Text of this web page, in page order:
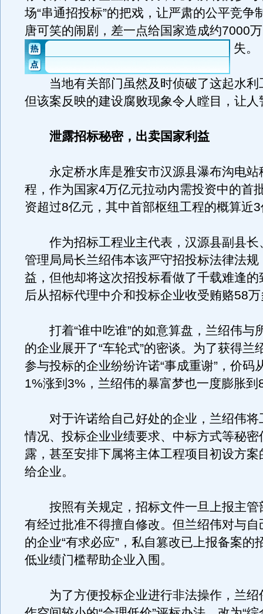
场“串通招投标”的把戏，让严肃的公平竞争
唐可笑的闹剧，差一点给国家造成约7000
失。
当地有关部门虽然及时侦破了这起水利
但该案反映的建设腐败现象令人瞠目，让人
泄露招标秘密，出卖国家利益
永定桥水库是雅安市汉源县瀑布沟电站
程，作为国家4万亿元拉动内需投资中的首
资超过8亿元，其中首部枢纽工程的概算近
作为招标工程业主代表，汉源县副县长
管理局局长兰绍伟本该严守招投标法律法规
益，但他却将这次招投标看做了千载难逢的
后从招标代理中介和投标企业收受贿赂58
打着“谁中吃谁”的如意算盘，兰绍伟与
的企业展开了“车轮式”的密谈。为了获得兰
参与投标的企业纷纷许诺“事成重谢”，价码
1%涨到3%，兰绍伟的暴富梦也一度膨胀到
对于许诺给自己好处的企业，兰绍伟将
情况、投标企业业绩要求、中标方式等秘密
露，甚至安排下属将主体工程项目初设方案
给企业。
按照有关规定，招标文件一旦上报主管
有经过批准不得擅自修改。但兰绍伟对与自
的企业“有求必应”，私自篡改已上报备案的
低业绩门槛帮助企业入围。
为了方便投标企业进行非法操作，兰绍